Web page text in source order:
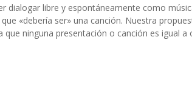
dialogar libre y espontáneamente como
«debería ser» una canción. Nuestra
ninguna presentación o canción es igual